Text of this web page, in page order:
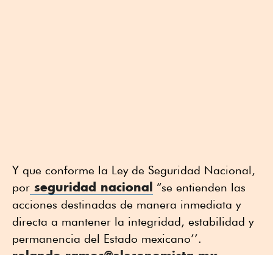
Y que conforme la Ley de Seguridad Nacional,
por seguridad nacional
“se entienden las
acciones destinadas de manera inmediata y
directa a mantener la integridad, estabilidad y
permanencia del Estado mexicano’’.